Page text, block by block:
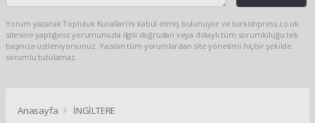
Yorum yazarak Topluluk Kuralları’nı kabul etmiş bulunuyor ve turkishpress.co.uk
sitesine yaptığınız yorumunuzla ilgili doğrudan veya dolaylı tüm sorumluluğu tek
başınıza üstleniyorsunuz. Yazılan tüm yorumlardan site yönetimi hiçbir şekilde
sorumlu tutulamaz.
Anasayfa İNGİLTERE